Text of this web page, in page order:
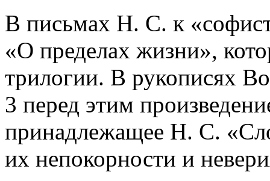
В письмах Н. С. к
«О пределах жизни»,
трилогии. В рукописях
3 перед этим
принадлежащее Н. С.
их непокорности и